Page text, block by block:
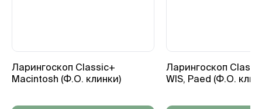
Ларингоскоп Classic+
Macintosh (Ф.О. клинки)
Ларингоскоп
WIS, Paed (Ф.О.